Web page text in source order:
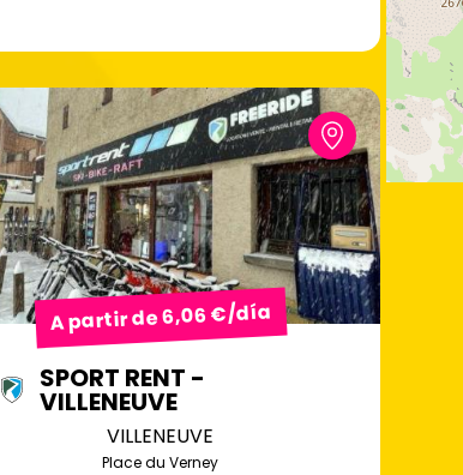
A partir de 6,06 €/día
SPORT RENT -
VILLENEUVE
VILLENEUVE
Place du Verney